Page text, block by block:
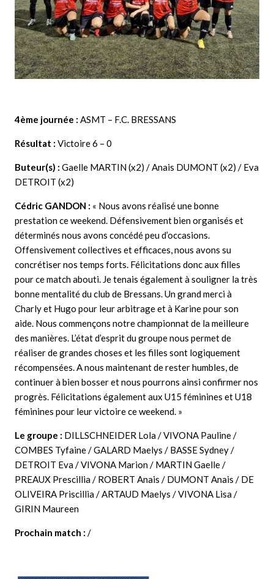
4ème journée : ASMT – F.C. BRESSANS
Résultat : Victoire 6 – 0
Buteur(s) : Gaelle MARTIN (x2) / Anais DUMONT (x2) / Eva
DETROIT (x2)
Cédric GANDON : « Nous avons réalisé une bonne
prestation ce weekend. Défensivement bien organisés et
déterminés nous avons concédé peu d’occasions.
Offensivement collectives et efficaces, nous avons su
concrétiser nos temps forts. Félicitations donc aux filles
pour ce match abouti. Je tenais également à souligner la très
bonne mentalité du club de Bressans. Un grand merci à
Charly et Hugo pour leur arbitrage et à Karine pour son
aide. Nous commençons notre championnat de la meilleure
des manières. L’état d’esprit du groupe nous permet de
réaliser de grandes choses et les filles sont logiquement
récompensées. A nous maintenant de rester humbles, de
continuer à bien bosser et nous pourrons ainsi confirmer nos
progrès. Félicitations également aux U15 féminines et U18
féminines pour leur victoire ce weekend. »
Le groupe : DILLSCHNEIDER Lola / VIVONA Pauline /
COMBES Tyfaine / GALARD Maelys / BASSE Sydney /
DETROIT Eva / VIVONA Marion / MARTIN Gaelle /
PREAUX Prescillia / ROBERT Anais / DUMONT Anais / DE
OLIVEIRA Priscillia / ARTAUD Maelys / VIVONA Lisa /
GIRIN Maureen
Prochain match : /